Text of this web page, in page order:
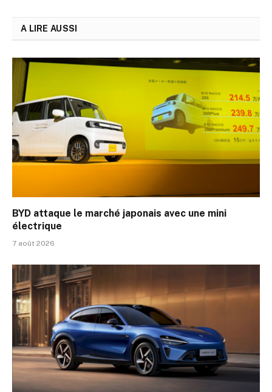
A LIRE AUSSI
BYD attaque le marché japonais avec une mini
électrique
7 août 2026